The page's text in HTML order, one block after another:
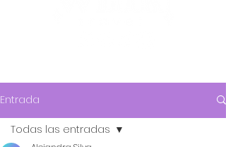
Entrada
Todas las entradas